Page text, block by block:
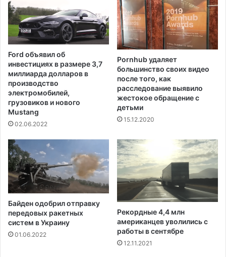
ф
о
н
е
и
т
й
с
к
и
р
е
п
р
е
с
с
и
й
у
т
е
ш
с
в
е
н
н
и
о
в
в
а
к
и
Ford объявил об
инвестициях в размере 3,7
миллиарда долларов в
производство
электромобилей,
грузовиков и нового
Mustang
02.06.2022
Pornhub удаляет
большинство своих видео
после того, как
расследование выявило
жестокое обращение с
детьми
15.12.2020
Байден одобрил отправку
передовых ракетных
систем в Украину
01.06.2022
Рекордные 4,4 млн
американцев уволились с
работы в сентябре
12.11.2021